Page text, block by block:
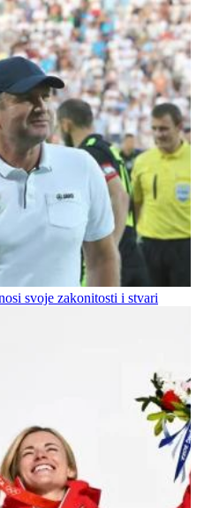
svoje zakonitosti i stvari